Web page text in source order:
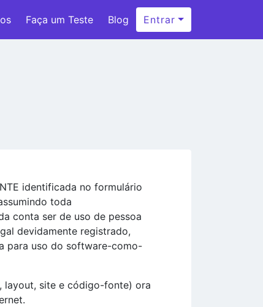
Faça um Teste Blog Entrar
identificada no formulário
toda
conta ser de uso de pessoa
devidamente registrado,
para uso do software-como-
layout, site e código-fonte) ora